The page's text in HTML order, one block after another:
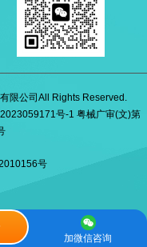
限公司All Rights Reserved.
号-1 粤械广审(文)第
号
加微信咨询